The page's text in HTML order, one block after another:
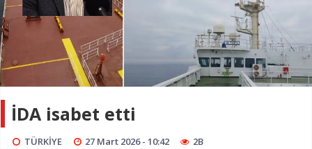
İDA isabet etti
TÜRKİYE 27 Mart 2026 - 10:42 2B